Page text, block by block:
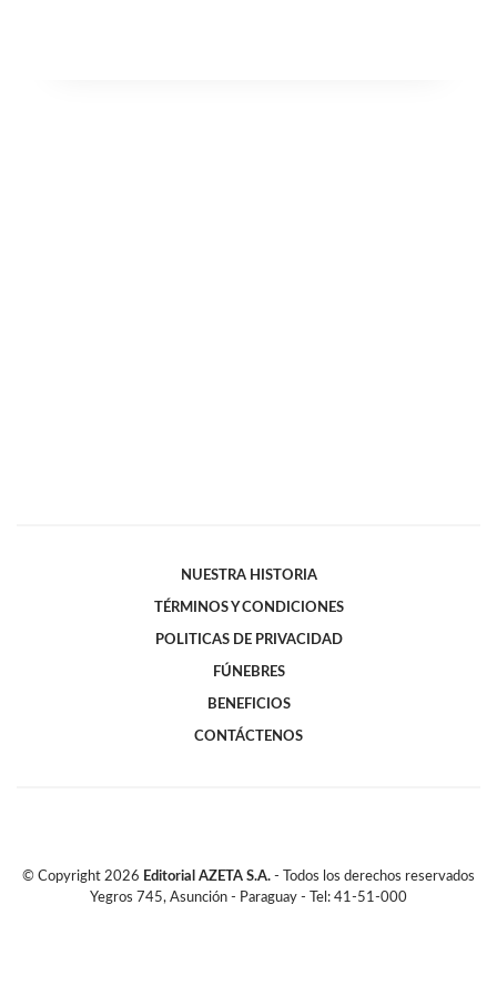
NUESTRA HISTORIA
TÉRMINOS Y CONDICIONES
POLITICAS DE PRIVACIDAD
FÚNEBRES
BENEFICIOS
CONTÁCTENOS
© Copyright 2026 Editorial AZETA S.A. - Todos los derechos reservados
Yegros 745, Asunción - Paraguay - Tel: 41-51-000